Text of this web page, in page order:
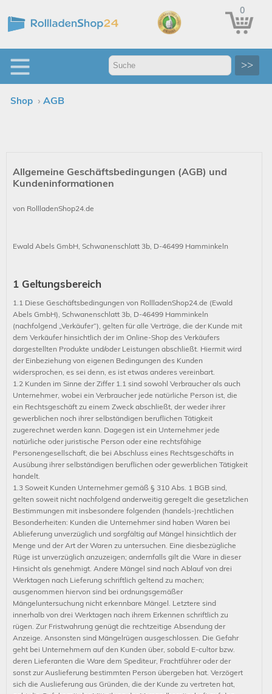
0
>>
Schließen
Shop › AGB
Allgemeine Geschäftsbedingungen (AGB) und
Kundeninformationen
von RollladenShop24.de
Ewald Abels GmbH, Schwanenschlatt 3b, D-46499 Hamminkeln
1 Geltungsbereich
1.1 Diese Geschäftsbedingungen von RollladenShop24.de (Ewald
Abels GmbH), Schwanenschlatt 3b, D-46499 Hamminkeln
(nachfolgend „Verkäufer“), gelten für alle Verträge, die der Kunde mit
dem Verkäufer hinsichtlich der im Online-Shop des Verkäufers
dargestellten Produkte und/oder Leistungen abschließt. Hiermit wird
der Einbeziehung von eigenen Bedingungen des Kunden
widersprochen, es sei denn, es ist etwas anderes vereinbart.
1.2 Kunden im Sinne der Ziffer 1.1 sind sowohl Verbraucher als auch
Unternehmer, wobei ein Verbraucher jede natürliche Person ist, die
ein Rechtsgeschäft zu einem Zweck abschließt, der weder ihrer
gewerblichen noch ihrer selbständigen beruflichen Tätigkeit
zugerechnet werden kann. Dagegen ist ein Unternehmer jede
natürliche oder juristische Person oder eine rechtsfähige
Personengesellschaft, die bei Abschluss eines Rechtsgeschäfts in
Ausübung ihrer selbständigen beruflichen oder gewerblichen Tätigkeit
handelt.
1.3 Soweit Kunden Unternehmer gemäß § 310 Abs. 1 BGB sind,
gelten soweit nicht nachfolgend anderweitig geregelt die gesetzlichen
Bestimmungen mit insbesondere folgenden (handels-)rechtlichen
Besonderheiten: Kunden die Unternehmer sind haben Waren bei
Ablieferung unverzüglich und sorgfältig auf Mängel hinsichtlich der
Menge und der Art der Waren zu untersuchen. Eine diesbezügliche
Rüge ist unverzüglich anzuzeigen; andernfalls gilt die Ware in dieser
Hinsicht als genehmigt. Andere Mängel sind nach Ablauf von drei
Werktagen nach Lieferung schriftlich geltend zu machen;
ausgenommen hiervon sind bei ordnungsgemäßer
Mängeluntersuchung nicht erkennbare Mängel. Letztere sind
innerhalb von drei Werktagen nach ihrem Erkennen schriftlich zu
rügen. Zur Fristwahrung genügt die rechtzeitige Absendung der
Anzeige. Ansonsten sind Mängelrügen ausgeschlossen. Die Gefahr
geht bei Unternehmern auf den Kunden über, sobald E-cultor bzw.
deren Lieferanten die Ware dem Spediteur, Frachtführer oder der
sonst zur Auslieferung bestimmten Person übergeben hat. Verzögert
sich die Auslieferung aus Gründen, die der Kunde zu vertreten hat,